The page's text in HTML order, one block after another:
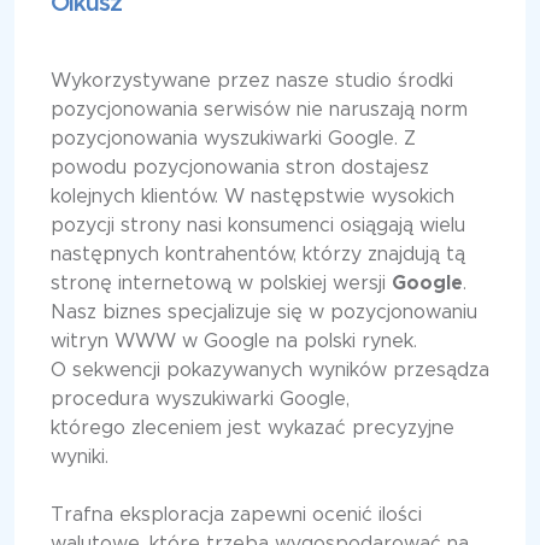
Wykorzystywane przez nasze studio środki
pozycjonowania serwisów nie naruszają norm
pozycjonowania wyszukiwarki Google. Z
powodu pozycjonowania stron dostajesz
kolejnych klientów. W następstwie wysokich
pozycji strony nasi konsumenci osiągają wielu
następnych kontrahentów, którzy znajdują tą
stronę internetową w polskiej wersji Google.
Nasz biznes specjalizuje się w pozycjonowaniu
witryn WWW w Google na polski rynek.
O sekwencji pokazywanych wyników przesądza
procedura wyszukiwarki Google,
którego zleceniem jest wykazać precyzyjne
wyniki.
Trafna eksploracja zapewni ocenić ilości